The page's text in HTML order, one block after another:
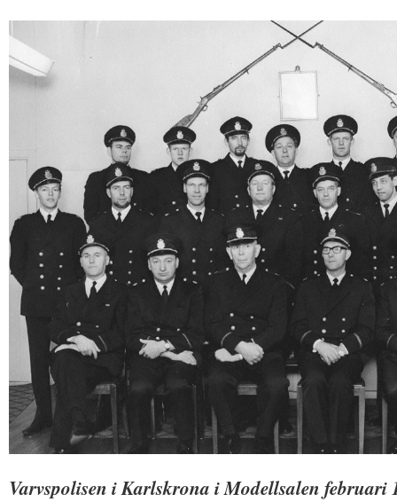
Varvspolisen i Karlskrona i Modellsalen februari